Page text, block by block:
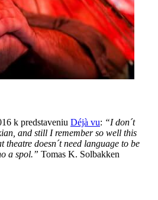
k predstaveniu Déjà vu: “I don´t
and still I remember so well this
theatre doesn´t need language to be
a spol.” Tomas K. Solbakken